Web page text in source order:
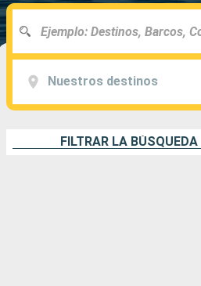
Nuestros destinos
FILTRAR LA BÚSQUEDA